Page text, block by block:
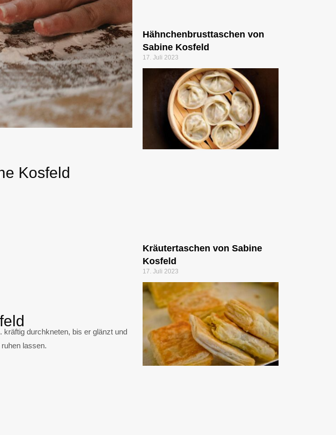
Kosfeld
kräftig durchkneten, bis er glänzt und
lassen.
Hähnchenbrusttaschen von
Sabine Kosfeld
17. Juli 2023
Kräutertaschen von Sabine
Kosfeld
17. Juli 2023